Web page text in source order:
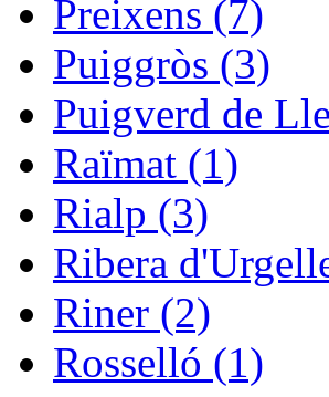
Preixens (7)
Puiggròs (3)
Puigverd de
Raïmat (1)
Rialp (3)
Ribera
Riner (2)
Rosselló (1)